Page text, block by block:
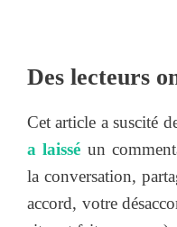
Des lecteurs
Cet article a suscité
a laissé un
la conversation,
accord, votre